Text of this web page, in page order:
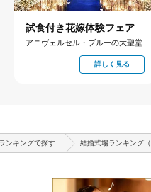
試食付き花嫁体験フェア
アニヴェルセル・ブルーの大聖堂
詳しく見る
ンキングで探す 結婚式場ランキング